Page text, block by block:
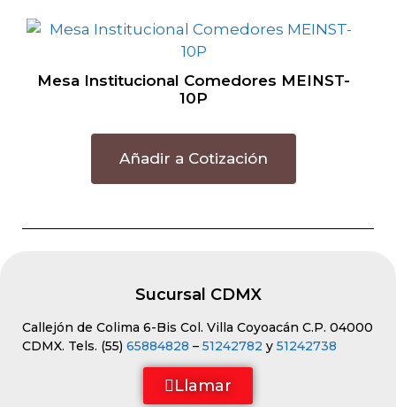
Mesa Institucional Comedores MEINST-
10P
Añadir a Cotización
Sucursal CDMX
Callejón de Colima 6-Bis Col. Villa Coyoacán C.P. 04000
CDMX. Tels. (55) 65884828 – 51242782 y 51242738
Llamar